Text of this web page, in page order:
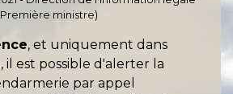
ministre)
, et uniquement dans
il est possible d'alerter la
par appel